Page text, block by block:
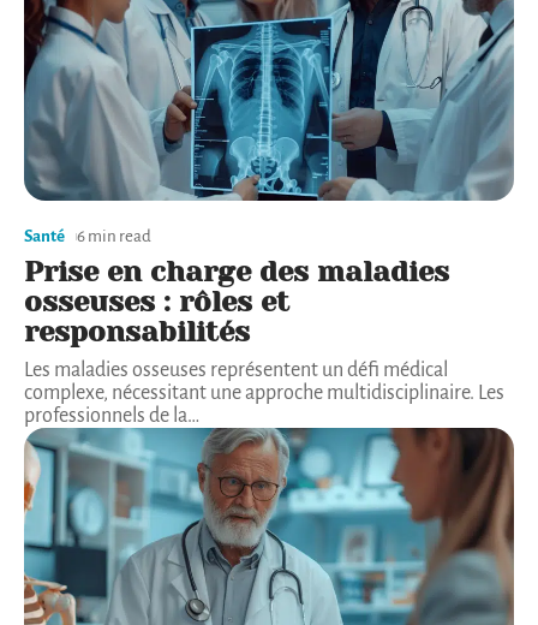
Santé 6 min read
Prise en charge des maladies
osseuses : rôles et
responsabilités
Les maladies osseuses représentent un défi médical
complexe, nécessitant une approche multidisciplinaire. Les
professionnels de la…